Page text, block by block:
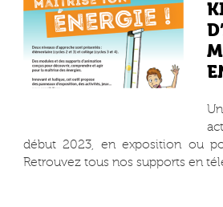
début 2023, en exposition ou
Retrouvez tous nos supports en